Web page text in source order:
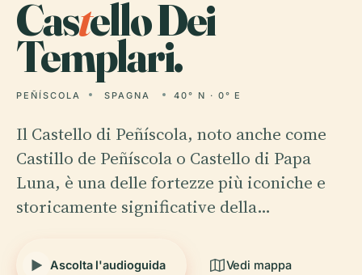
Castello Dei
Templari.
PEÑÍSCOLA SPAGNA 40° N · 0° E
Il Castello di Peñíscola, noto anche come
Castillo de Peñíscola o Castello di Papa
Luna, è una delle fortezze più iconiche e
storicamente significative della…
Ascolta l'audioguida Vedi mappa